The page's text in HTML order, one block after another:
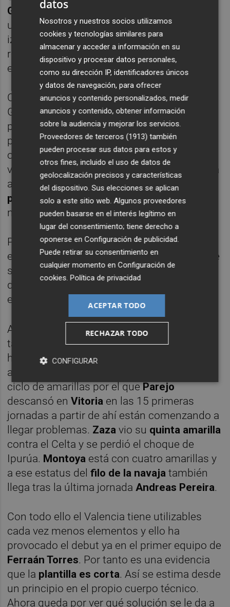
Guedespasaría por
un tornillo en uno de los dedos de su pie
izquierdo. Al menos el portugués se
recuperaría en un tiempo celérico y volvería
en Ipurúa a los terrenos de juego.
Con esas bajas se plantó el Valencia en
Getafe y ahí comenzó a fraguarse el
problema del tobillo que ha acabado
pasando factura aCarlos Soler. Tal y como
ocurriera con Guedes ante el Barça, al
valenciano aún le dio para jugar ante el Celta
aunque la contraprestación es
perderse Ipurúayno volverhasta año
nuevo.
Por si todo ello fuera pocoGayàse lesionó
en
tierras vascas, y aunque todo apunta que
sí podrá estar ante el Villarreal, no pudo
disputar la segunda parte en tierras
eibarresas.
A estas alturas de temporada, las
tampoco son tu mejor aliado. Pese a no
haber tenido más que la baja de
ante el
ciclo de amarillas por el queParejo
descansó enVitoria en las 15 primeras
jornadas a partir de ahí están comenzando a
llegar problemas. Zaza vio su quinta amarilla
contra el Celta y se perdió el choque de
Ipurúa. Montoya está con cuatro amarillas y
a ese estatus delfilo de la navaja también
llega tras la última jornada Andreas Pereira.
Con todo ello el Valencia tiene utilizables
cada vez menos elementos y ello ha
provocado el debut ya en el primer equipo de
Ferraán Torres. Por tanto es una evidencia
que la plantilla es corta. Así se estima desde
un principio en el propio cuerpo técnico.
Ahora queda por ver qué solución se le da a
datos
Nosotros y nuestros socios utilizamos
cookies y tecnologías similares para
almacenar y acceder a información en su
dispositivo y procesar datos personales,
como su dirección IP, identificadores únicos
y datos de navegación, para ofrecer
anuncios y contenido personalizados, medir
anuncios y contenido, obtener información
sobre la audiencia y mejorar los servicios.
Proveedores de terceros (1913) también
pueden procesar sus datos para estos y
otros fines, incluido el uso de datos de
geolocalización precisos y características
del dispositivo. Sus elecciones se aplican
solo a este sitio web. Algunos proveedores
pueden basarse en el interés legítimo en
lugar del consentimiento; tiene derecho a
oponerse enConfiguración de publicidad
Puede retirar su consentimiento en
cualquier momento enConfiguración de
cookies .Política de privacidad
ACEPTAR TODO
RECHAZAR TODO
CONFIGURAR